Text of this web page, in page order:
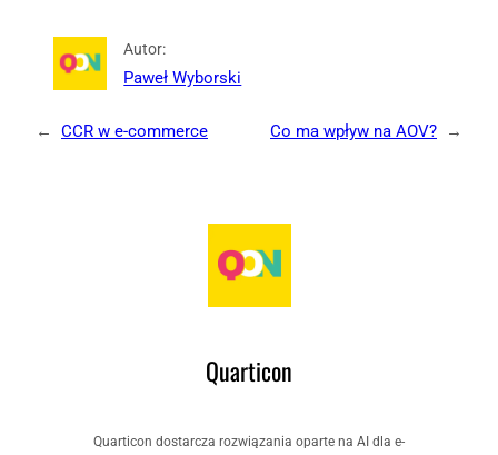
Autor:
Paweł Wyborski
← CCR w e-commerce Co ma wpływ na AOV? →
Quarticon
Quarticon dostarcza rozwiązania oparte na AI dla e-